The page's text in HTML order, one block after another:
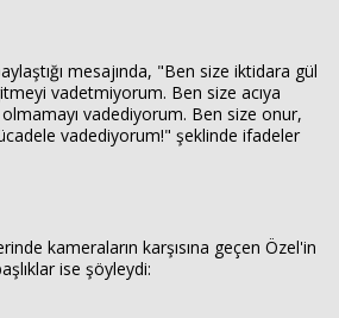
mesajında, "Ben size iktidara gül
vadetmiyorum. Ben size acıya
vadediyorum. Ben size onur,
vadediyorum!" şeklinde ifadeler
kameraların karşısına geçen Özel'in
ise şöyleydi: